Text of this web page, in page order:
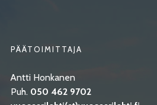
PÄÄTOIMITTAJA
Antti Honkanen
Puh. 050 462 9702